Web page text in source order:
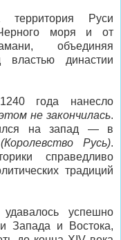
территория Руси
моря и от
объединяя
властью династии
года нанесло
не закончилась.
на запад — в
Русь).
справедливо
традиций
успешно
Запада и Востока,